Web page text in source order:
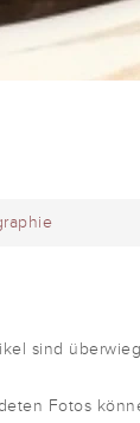
sind
Fotos